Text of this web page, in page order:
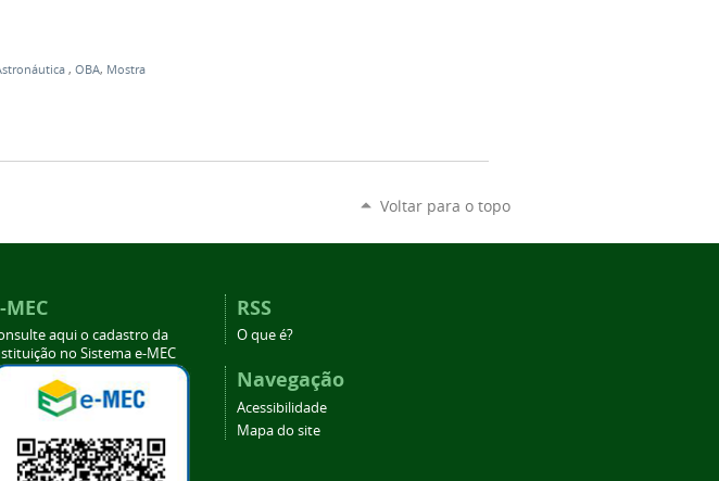
, OBA, Mostra
Voltar para o topo
MEC
aqui o cadastro da
no Sistema e-MEC
RSS
O que é?
Navegação
Acessibilidade
Mapa do site